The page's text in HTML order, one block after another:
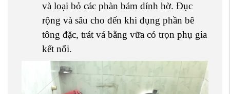
và loại bỏ các phàn bám dính hờ. Đục
rộng và sâu cho đến khi đụng phần bê
tông đặc, trát vá bằng vữa có trọn phụ gia
kết nối.